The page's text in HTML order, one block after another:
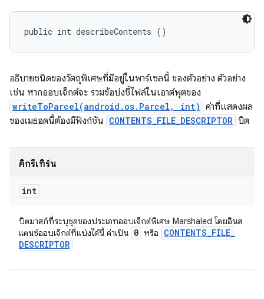
public int describeContents ()
อธิบายชนิดของวัตถุพิเศษที่มีอยู่ในพาร์เซลนี้ ของตัวอย่าง ตัวอย่าง
เช่น หากออบเจ็กต์จะ รวมข้อบ่งชี้ไฟล์ในเอาต์พุตของ
writeToParcel(android.os.Parcel, int) ค่าที่แสดงผล
ของเมธอดนี้ต้องมีฟังก์ชัน CONTENTS_FILE_DESCRIPTOR บิต
คิกรีเทิร์น
int
บิตมาสก์ที่ระบุชุดของประเภทออบเจ็กต์พิเศษ Marshaled โดยอินส
แตนซ์ออบเจ็กต์ที่แบ่งได้นี้ ค่าเป็น 0 หรือ CONTENTS_FILE_
DESCRIPTOR